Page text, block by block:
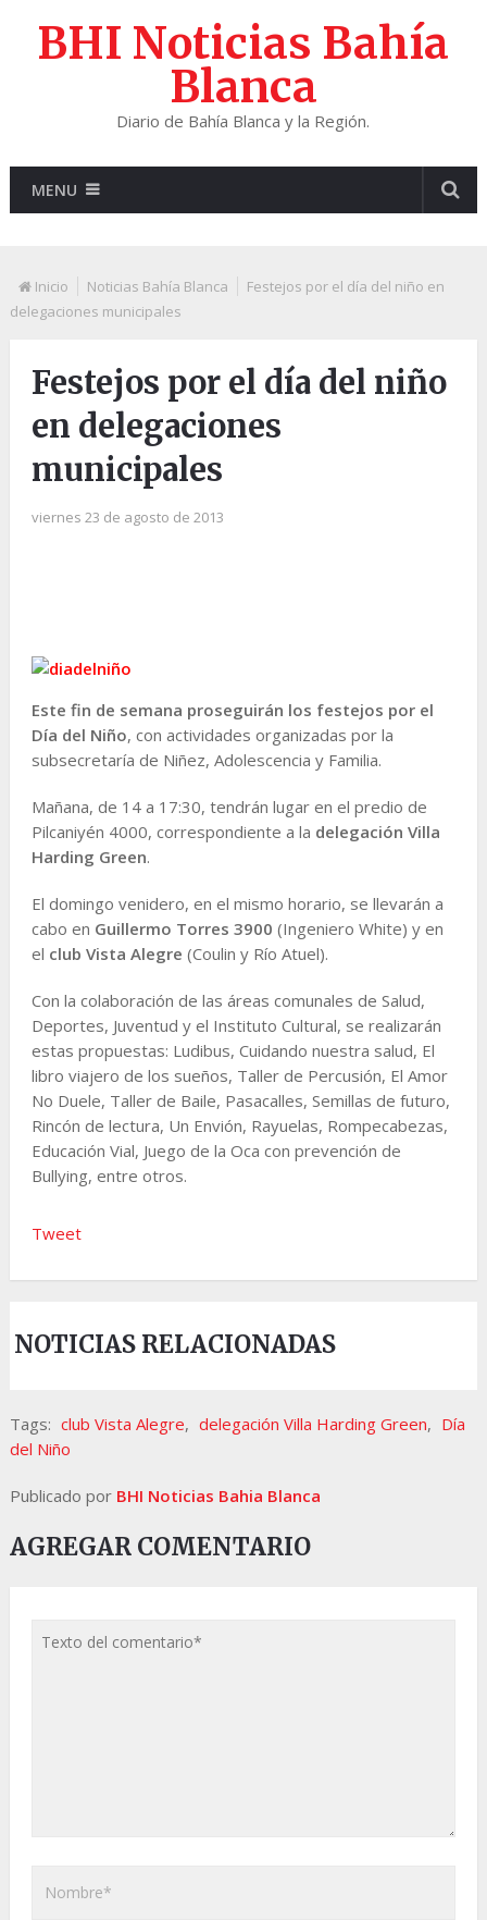
BHI Noticias Bahía
Blanca
Diario de Bahía Blanca y la Región.
MENU
Inicio Noticias Bahía Blanca
Festejos por el día del niño en
delegaciones municipales
Festejos por el día del niño
en delegaciones
municipales
viernes 23 de agosto de 2013
Este fin de semana proseguirán los festejos por el
Día del Niño, con actividades organizadas por la
subsecretaría de Niñez, Adolescencia y Familia.
Mañana, de 14 a 17:30, tendrán lugar en el predio de
Pilcaniyén 4000, correspondiente a la delegación Villa
Harding Green.
El domingo venidero, en el mismo horario, se llevarán a
cabo en Guillermo Torres 3900 (Ingeniero White) y en
el club Vista Alegre (Coulin y Río Atuel).
Con la colaboración de las áreas comunales de Salud,
Deportes, Juventud y el Instituto Cultural, se realizarán
estas propuestas: Ludibus, Cuidando nuestra salud, El
libro viajero de los sueños, Taller de Percusión, El Amor
No Duele, Taller de Baile, Pasacalles, Semillas de futuro,
Rincón de lectura, Un Envión, Rayuelas, Rompecabezas,
Educación Vial, Juego de la Oca con prevención de
Bullying, entre otros.
Tweet
NOTICIAS RELACIONADAS
Tags: club Vista Alegre, delegación Villa Harding Green, Día
del Niño
Publicado por BHI Noticias Bahia Blanca
AGREGAR COMENTARIO